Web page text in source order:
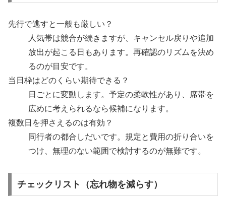
先行で逃すと一般も厳しい？
人気帯は競合が続きますが、キャンセル戻りや追加
放出が起こる日もあります。再確認のリズムを決め
るのが目安です。
当日枠はどのくらい期待できる？
日ごとに変動します。予定の柔軟性があり、席帯を
広めに考えられるなら候補になります。
複数日を押さえるのは有効？
同行者の都合しだいです。規定と費用の折り合いを
つけ、無理のない範囲で検討するのが無難です。
チェックリスト（忘れ物を減らす）